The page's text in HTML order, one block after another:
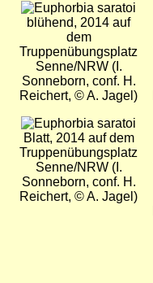
Bild
blühend, 2014 auf
dem
Truppenübungsplatz
Senne/NRW (I.
Sonneborn, conf. H.
Reichert, © A. Jagel)
Bild
Blatt, 2014 auf dem
Truppenübungsplatz
Senne/NRW (I.
Sonneborn, conf. H.
Reichert, © A. Jagel)